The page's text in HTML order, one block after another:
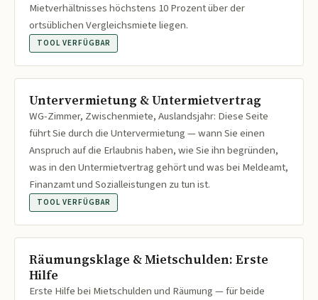
Mietverhältnisses höchstens 10 Prozent über der
ortsüblichen Vergleichsmiete liegen.
TOOL VERFÜGBAR
Untervermietung & Untermietvertrag
WG-Zimmer, Zwischenmiete, Auslandsjahr: Diese Seite
führt Sie durch die Untervermietung — wann Sie einen
Anspruch auf die Erlaubnis haben, wie Sie ihn begründen,
was in den Untermietvertrag gehört und was bei Meldeamt,
Finanzamt und Sozialleistungen zu tun ist.
TOOL VERFÜGBAR
Räumungsklage & Mietschulden: Erste
Hilfe
Erste Hilfe bei Mietschulden und Räumung — für beide